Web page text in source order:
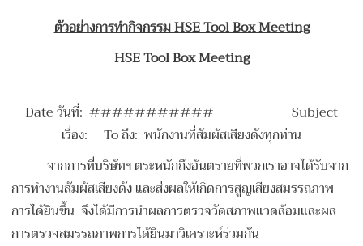
ตัวอย่างการทำกิจกรรม HSE Tool Box Meeting
HSE Tool Box Meeting
Date วันที่: ########### Subject
เรื่อง: To ถึง: พนักงานที่สัมผัสเสียงดังทุกท่าน
จากการที่บริษัทฯ ตระหนักถึงอันตรายที่พวกเราอาจได้รับจาก
การทำงานสัมผัสเสียงดัง และส่งผลให้เกิดการสูญเสียงสมรรถภาพ
การได้ยินขึ้น จึงได้มีการนำผลการตรวจวัดสภาพแวดล้อมและผล
การตรวจสมรรถภาพการได้ยินมาวิเคราะห์ร่วมกัน